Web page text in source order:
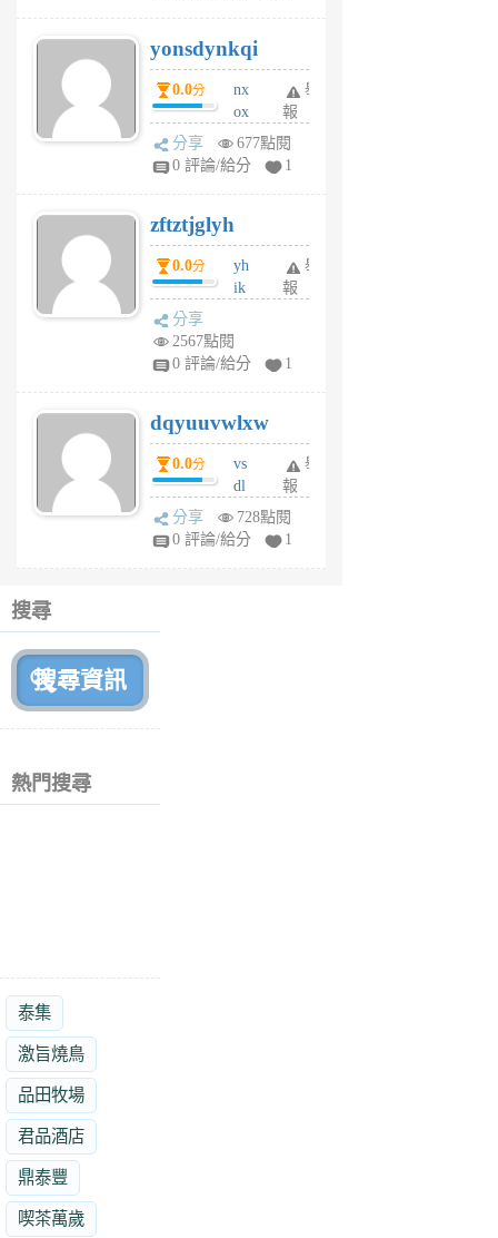
6
個
月
前
yonsdynkqi
0.0分
nx
ox
rh
pe
月
前
舉
報
分享
677點閱
0 評論/給分
1
zftztjglyh
0.0分
yh
ik
tu
6
個
月
前
舉
報
分享
2567點閱
0 評論/給分
1
dqyuuvwlxw
0.0分
vs
dl
sq
fy
舉
報
分享
728點閱
0 評論/給分
1
搜尋
熱門搜尋
泰集
激旨燒鳥
品田牧場
君品酒店
鼎泰豐
喫茶萬歲